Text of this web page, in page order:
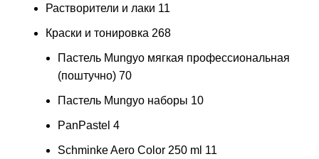
Растворители и лаки 11
Краски и тонировка 268
Пастель Mungyo мягкая профессиональная
(поштучно) 70
Пастель Mungyo наборы 10
PanPastel 4
Schminke Aero Color 250 ml 11